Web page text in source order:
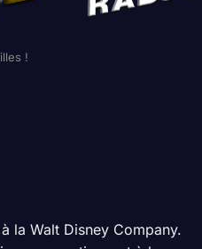
!
la Walt Disney Company.